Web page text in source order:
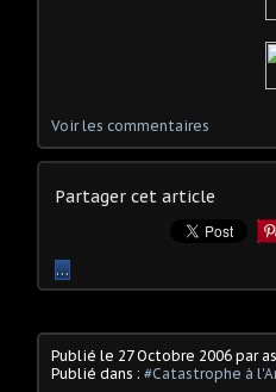
Voir les commentaires
Partager cet article
…
Publié le 27 Octobre 2006 par
Publié dans : #Catastrophe à